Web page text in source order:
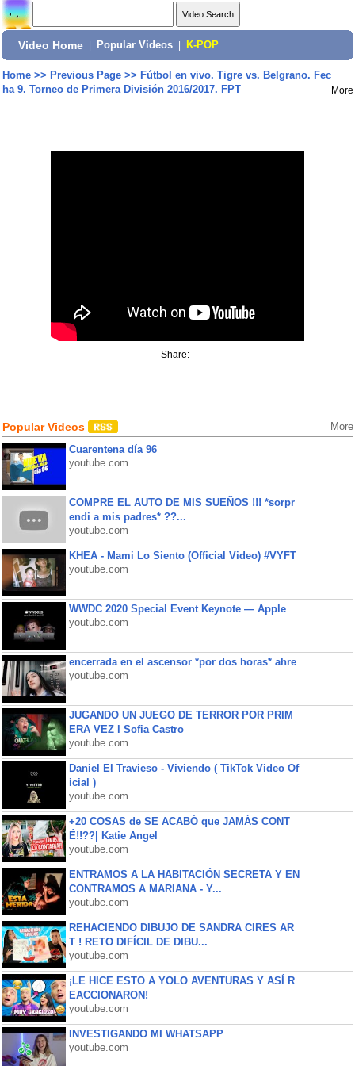
Video Home Popular Videos K-POP
Home>> Previous Page>> Fútbol en vivo. Tigre vs. Belgrano. Fec
ha 9. Torneo de Primera División 2016/2017. FPT
More
Share:
Popular Videos More
Cuarentena día 96
youtube.com
COMPRE EL AUTO DE MIS SUEÑOS !!! *sorpr
endi a mis padres* ??...
youtube.com
KHEA - Mami Lo Siento (Official Video) #VYFT
youtube.com
WWDC 2020 Special Event Keynote — Apple
youtube.com
encerrada en el ascensor *por dos horas* ahre
youtube.com
JUGANDO UN JUEGO DE TERROR POR PRIM
ERA VEZ l Sofia Castro
youtube.com
Daniel El Travieso - Viviendo ( TikTok Video Of
icial )
youtube.com
+20 COSAS de SE ACABÓ que JAMÁS CONT
É!!??| Katie Angel
youtube.com
ENTRAMOS A LA HABITACIÓN SECRETA Y EN
CONTRAMOS A MARIANA - Y...
youtube.com
REHACIENDO DIBUJO DE SANDRA CIRES AR
T ! RETO DIFÍCIL DE DIBU...
youtube.com
¡LE HICE ESTO A YOLO AVENTURAS Y ASÍ R
EACCIONARON!
youtube.com
INVESTIGANDO MI WHATSAPP
youtube.com